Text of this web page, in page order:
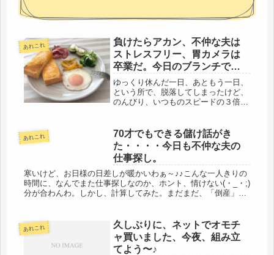
あれこれ
負けたらアカン、不仲な夫は
ストレスフリー、胃カメラは
卒業だ。今日のブランチで
す。
ゆっくり休んだ一日、あともう一日、
という所で、脱落してしまったけど、
のんびり、いつものスピードの３倍く
かりとね。自営の請求書関係の仕事は
したし、書類関係も整理した。洗濯日
和...
あれこれ
70才でもできる儲け話がき
た・・・・今日も不仲な夫の
仕事探し。
寒いけど、お日様の日差しが暖かいわぁ～♪♪こんな一人きりの
時間に、なんでまた仕事探しなのか、ホント、情けない(・_・;)
分が合わんわ。しかし、計算してみた。まだまだ、「倒産」か
あれこれ
久しぶりに、ネットでオモチ
ャ買いました、今夜、組み立
てよう〜♪